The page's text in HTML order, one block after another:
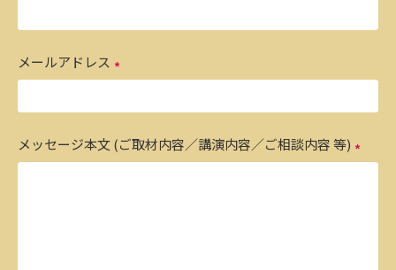
メールアドレス
メッセージ本文 (ご取材内容／講演内容／ご相談内容 等)